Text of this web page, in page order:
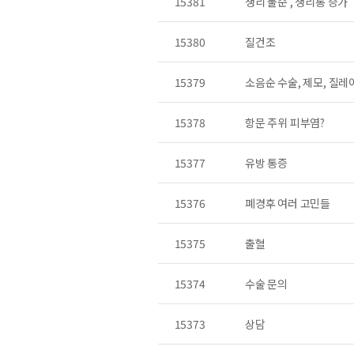
15380 질건조
15379 소음순 수술, 제모, 질레
15378 항문 주위 피부염?
15377 유방 통증
15376 폐경후 여러 고민들
15375 출혈
15374 수술 문의
15373 상담